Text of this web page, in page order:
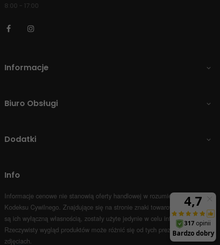
8:00 - 17:00
Facebook
Informacje 
Biuro Obsługi 
Dodatki 
Info
Informacje cenowe nie stanowią oferty handlowej w rozumieniu Art.66 par.1
Kodeksu Cywilnego. Znajdujące się na stronie znaki towarowe i nazwy firm
są ich wyłączną własnością, zostały użyte jedynie w celu informacyjnym.
Rzeczywisty wygląd produktów może różnić się od tych prezentowanych na
zdjęciach.